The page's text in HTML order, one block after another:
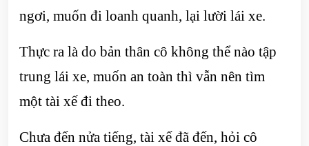
ngơi, muốn đi loanh quanh, lại lười lái xe.
Thực ra là do bản thân cô không thể nào tập
trung lái xe, muốn an toàn thì vẫn nên tìm
một tài xế đi theo.
Chưa đến nửa tiếng, tài xế đã đến, hỏi cô